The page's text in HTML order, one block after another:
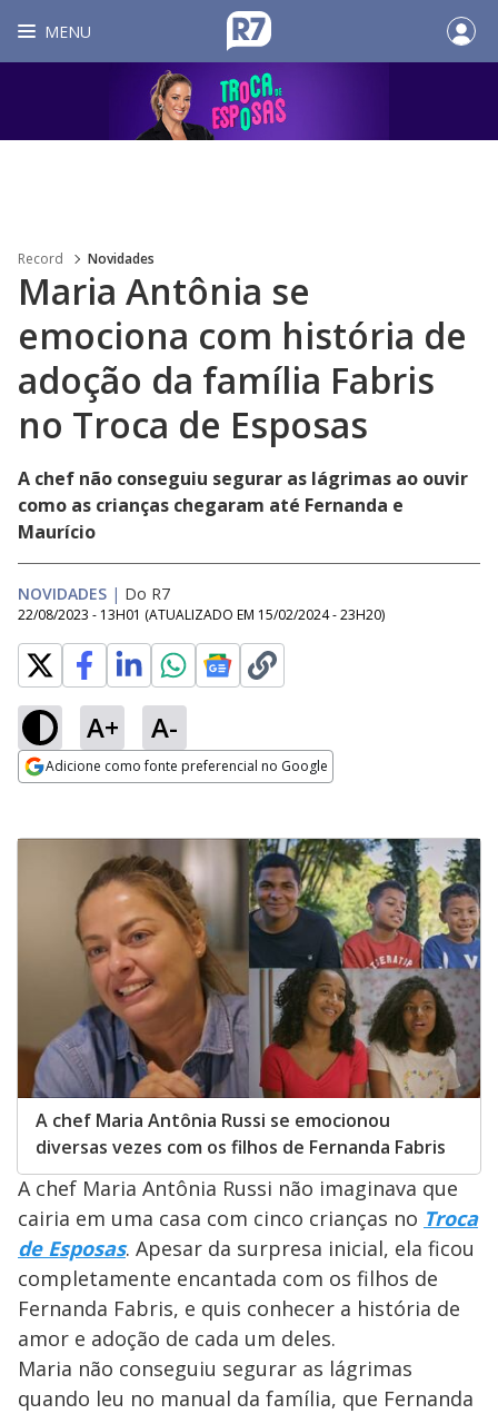
MENU
Record Novidades
Maria Antônia se
emociona com história de
adoção da família Fabris
no Troca de Esposas
A chef não conseguiu segurar as lágrimas ao ouvir
como as crianças chegaram até Fernanda e
Maurício
NOVIDADES | Do R7
22/08/2023 - 13H01 (ATUALIZADO EM 15/02/2024 - 23H20)
A+ A-
Adicione como fonte preferencial no Google
A chef Maria Antônia Russi se emocionou
diversas vezes com os filhos de Fernanda Fabris
A chef Maria Antônia Russi não imaginava que
cairia em uma casa com cinco crianças no Troca
de Esposas. Apesar da surpresa inicial, ela ficou
completamente encantada com os filhos de
Fernanda Fabris, e quis conhecer a história de
amor e adoção de cada um deles.
Maria não conseguiu segurar as lágrimas
quando leu no manual da família, que Fernanda